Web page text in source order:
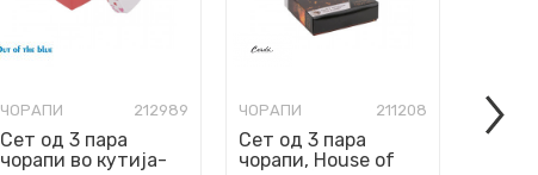
ЧОРАПИ 212989
Сет од 3 пара
чорапи во кутија-
ЧОРАПИ 211208
Сет од 3 пара
чорапи, House of
Сет